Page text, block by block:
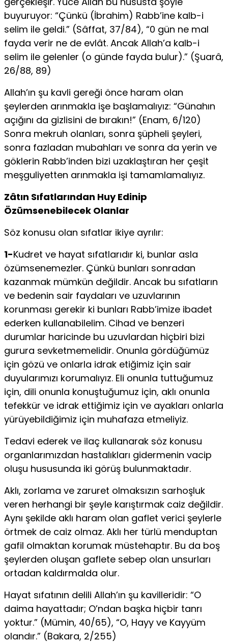
buyuruyor: “Çünkü (İbrahim) Rabb’ine kalb-i
selim ile geldi.” (Sâffat, 37/84), “0 gün ne mal
fayda verir ne de evlât. Ancak Allah’a kalb-i
selim ile gelenler (o günde fayda bulur).” (Şuarâ,
26/88, 89)
Allah’ın şu kavli gereği önce haram olan
şeylerden arınmakla işe başlamalıyız: “Günahın
açığını da gizlisini de bırakın!” (Enam, 6/120)
Sonra mekruh olanları, sonra şüpheli şeyleri,
sonra fazladan mubahları ve sonra da yerin ve
göklerin Rabb’inden bizi uzaklaştıran her çeşit
meşguliyetten arınmakla işi tamamlamalıyız.
Zâtın Sıfatlarından Huy Edinip
Özümsenebilecek Olanlar
Söz konusu olan sıfatlar ikiye ayrılır:
1-Kudret ve hayat sıfatlarıdır ki, bunlar asla
özümsenemezler. Çünkü bunları sonradan
kazanmak mümkün değildir. Ancak bu sıfatların
ve bedenin sair faydaları ve uzuvlarının
korunması gerekir ki bunları Rabb’imize ibadet
ederken kullanabilelim. Cihad ve benzeri
durumlar haricinde bu uzuvlardan hiçbiri bizi
gurura sevketmemelidir. Onunla gördüğümüz
için gözü ve onlarla idrak etiğimiz için sair
duyularımızı korumalıyız. Eli onunla tuttuğumuz
için, dili onunla konuştuğumuz için, aklı onunla
tefekkür ve idrak ettiğimiz için ve ayakları onlarla
yürüyebildiğimiz için muhafaza etmeliyiz.
Tedavi ederek ve ilaç kullanarak söz konusu
organlarımızdan hastalıkları gidermenin vacip
oluşu hususunda iki görüş bulunmaktadır.
Aklı, zorlama ve zaruret olmaksızın sarhoşluk
veren herhangi bir şeyle karıştırmak caiz değildir.
Aynı şekilde aklı haram olan gaflet verici şeylerle
örtmek de caiz olmaz. Aklı her türlü menduptan
gafil olmaktan korumak müstehaptır. Bu da boş
şeylerden oluşan gaflete sebep olan unsurları
ortadan kaldırmalda olur.
Hayat sıfatının delili Allah’ın şu kavilleridir: “O
daima hayattadır; O’ndan başka hiçbir tanrı
yoktur.” (Mümin, 40/65), “O, Hayy ve Kayyüm
olandır.” (Bakara, 2/255)